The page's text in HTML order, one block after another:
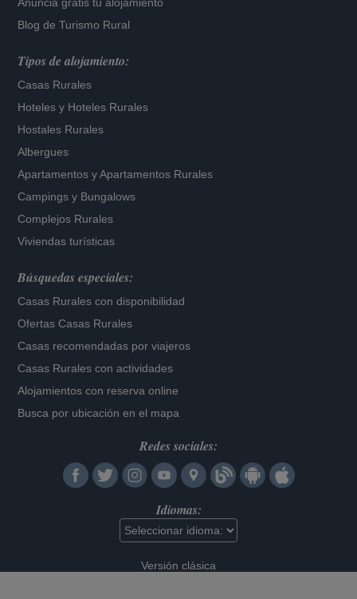
Blog de Turismo Rural
Tipos de alojamiento:
Casas Rurales
Hoteles y Hoteles Rurales
Hostales Rurales
Albergues
Apartamentos yApartamentos Rurales
Campings y Bungalows
Complejos Rurales
Viviendas turísticas
Búsquedas especiales:
Casas Rurales con disponibilidad
Ofertas Casas Rurales
Casas recomendadas por viajeros
Casas Rurales con actividades
Alojamientos con reserva online
Busca por ubicación en el mapa
Redes sociales:
Idiomas:
Versión clásica